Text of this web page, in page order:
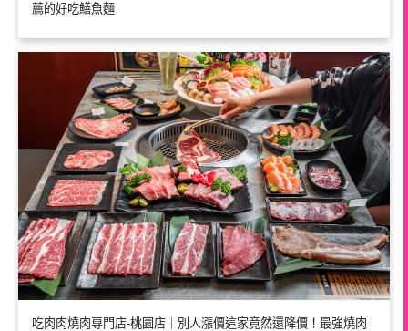
薦的好吃鱔魚麵
吃肉肉燒肉専門店-桃園店｜別人漲價這家竟然還降價！最強燒肉